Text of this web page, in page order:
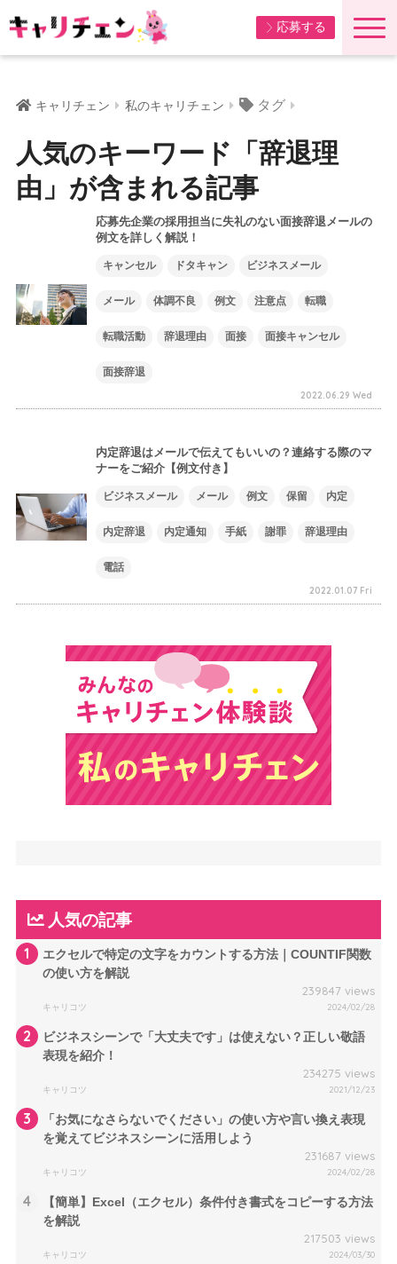
応募する
キャリチェン 私のキャリチェン タグ
人気のキーワード「辞退理
由」が含まれる記事
応募先企業の採用担当に失礼のない面接辞退メールの
例文を詳しく解説！
キャンセル ドタキャン ビジネスメール
メール 体調不良 例文 注意点 転職
転職活動 辞退理由 面接 面接キャンセル
面接辞退
2022.06.29 Wed
内定辞退はメールで伝えてもいいの？連絡する際のマ
ナーをご紹介【例文付き】
ビジネスメール メール 例文 保留 内定
内定辞退 内定通知 手紙 謝罪 辞退理由
電話
2022.01.07 Fri
人気の記事
1
エクセルで特定の文字をカウントする方法｜COUNTIF関数
の使い方を解説
239847 views
キャリコツ 2024/02/28
2
ビジネスシーンで「大丈夫です」は使えない？正しい敬語
表現を紹介！
234275 views
キャリコツ 2021/12/23
3
「お気になさらないでください」の使い方や言い換え表現
を覚えてビジネスシーンに活用しよう
231687 views
キャリコツ 2024/02/28
4
【簡単】Excel（エクセル）条件付き書式をコピーする方法
を解説
217503 views
キャリコツ 2024/03/30